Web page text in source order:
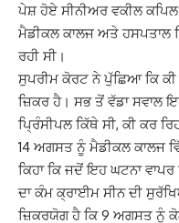
ਪੇਸ਼ ਹੋਏ ਸੀਨੀਅਰ ਵਕੀਲ
ਮੈਡੀਕਲ ਕਾਲਜ ਅਤੇ ਹਸਪਤਾਲ
ਰਹੀ ਸੀ।
ਸੁਪਰੀਮ ਕੋਰਟ ਨੇ ਪੁੱਛਿਆ ਕਿ
ਜ਼ਿਕਰ ਹੈ। ਸਭ ਤੋਂ ਵੱਡਾ ਸਵਾਲ
ਪ੍ਰਿੰਸੀਪਲ ਕਿੱਥੇ ਸੀ, ਕੀ ਕਰ
14 ਅਗਸਤ ਨੂੰ ਮੈਡੀਕਲ ਕਾਲਜ
ਕਿਹਾ ਕਿ ਜਦੋਂ ਇਹ ਘਟਨਾ ਵਾਪਰ
ਦਾ ਕੰਮ ਕ੍ਰਾਈਮ ਸੀਨ ਦੀ
ਜ਼ਿਕਰਯੋਗ ਹੈ ਕਿ 9 ਅਗਸਤ ਨੂੰ